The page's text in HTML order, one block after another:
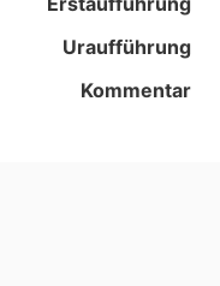
Uraufführung
Kommentar